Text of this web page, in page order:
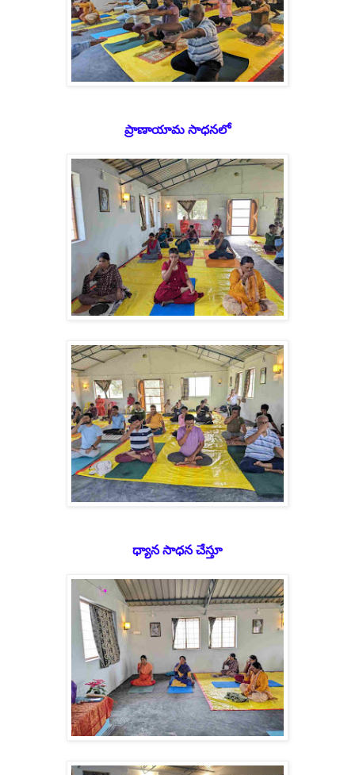
ప్రాణాయామ సాధనలో
ధ్యాన సాధన చేస్తూ